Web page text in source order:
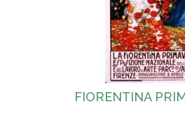
FIORENTINA